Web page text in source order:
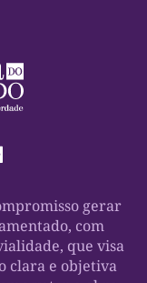
gerar
com
que visa
clara e objetiva